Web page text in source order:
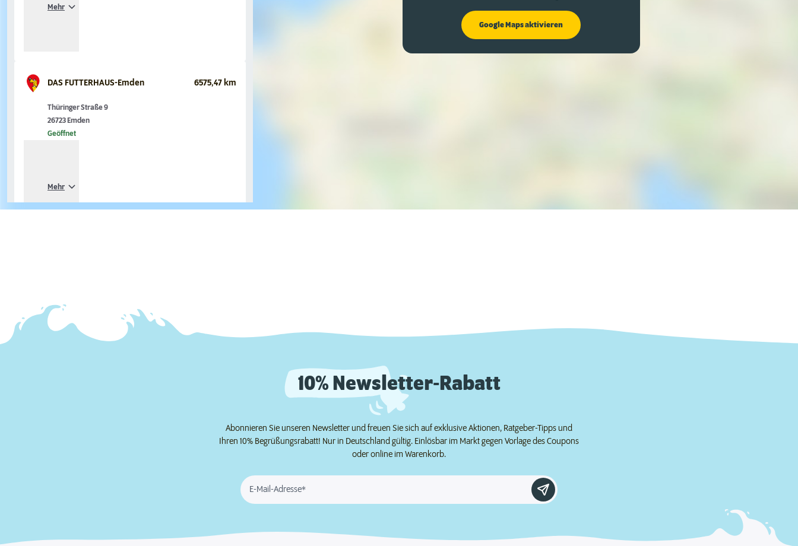
Google Maps aktivieren
Mehr
DAS FUTTERHAUS-Emden 6575,47 km
Thüringer Straße 9
26723 Emden
Geöffnet
Mehr
Geschlossen
6596,50 km
10% Newsletter-Rabatt
Abonnieren Sie unseren Newsletter und freuen Sie sich auf exklusive Aktionen, Ratgeber-Tipps und
Ihren 10% Begrüßungsrabatt! Nur in Deutschland gültig. Einlösbar im Markt gegen Vorlage des Coupons
oder online im Warenkorb.
E-Mail-Adresse*